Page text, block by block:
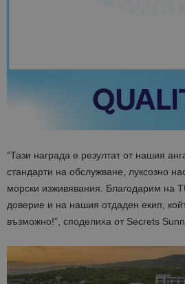
“Тази награда е резултат от нашия
стандарти на обслужване, луксозно
морски изживявания. Благодарим на
доверие и на нашия отдаден екип,
възможно!”, споделиха от Secrets